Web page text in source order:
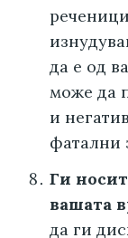
да е од
може да
и
фатални
Ги
вашата
да ги